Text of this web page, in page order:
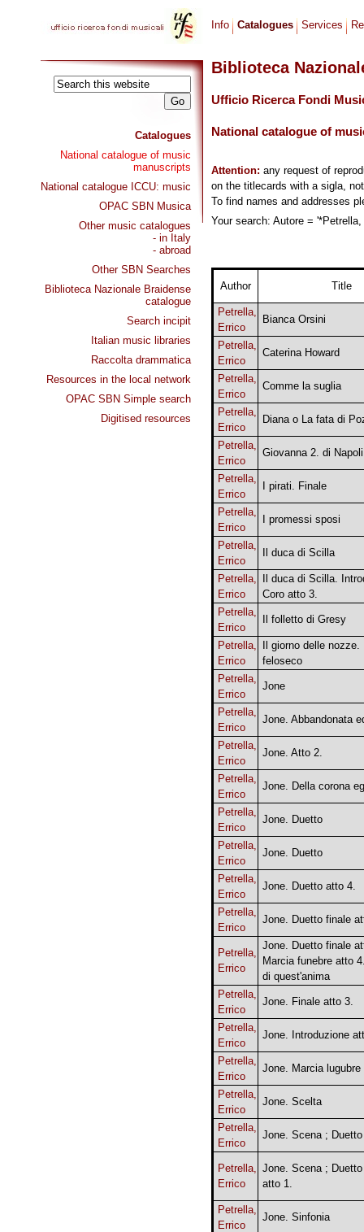
Catalogues
National catalogue of music
manuscripts
National catalogue ICCU: music
OPAC SBN Musica
Other music catalogues
- in Italy
- abroad
Other SBN Searches
Biblioteca Nazionale Braidense
catalogue
Search incipit
Italian music libraries
Raccolta drammatica
Resources in the local network
OPAC SBN Simple search
Digitised resources
Info Catalogues Services
Biblioteca
Ufficio Ricerca Fondi
National catalogue of
Attention: any request of
on the titlecards with a sigla,
To find names and addresses
Your search: Autore =
Author Title
Petrella,
Errico
Bianca Orsini
Petrella,
Errico
Caterina Howard
Petrella,
Errico
Comme la suglia
Petrella,
Errico
Diana o La fata di
Petrella,
Errico
Giovanna 2. di Napoli
Petrella,
Errico
I pirati. Finale
Petrella,
Errico
I promessi sposi
Petrella,
Errico
Il duca di Scilla
Petrella,
Errico
Il duca di Scilla.
Coro atto 3.
Petrella,
Errico
Il folletto di Gresy
Petrella,
Errico
Il giorno delle
feloseco
Petrella,
Errico
Jone
Petrella,
Errico
Jone. Abbandonata
Petrella,
Errico
Jone. Atto 2.
Petrella,
Errico
Jone. Della corona
Petrella,
Errico
Jone. Duetto
Petrella,
Errico
Jone. Duetto
Petrella,
Errico
Jone. Duetto atto 4.
Petrella,
Errico
Jone. Duetto finale
Petrella,
Errico
Jone. Duetto finale
Marcia funebre atto
di quest'anima
Petrella,
Errico
Jone. Finale atto 3.
Petrella,
Errico
Jone. Introduzione
Petrella,
Errico
Jone. Marcia lugubre
Petrella,
Errico
Jone. Scelta
Petrella,
Errico
Jone. Scena ; Duetto
Petrella,
Errico
Jone. Scena ;
atto 1.
Petrella,
Errico
Jone. Sinfonia